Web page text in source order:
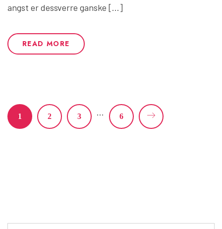
angst er dessverre ganske […]
READ MORE
1 2 3 … 6